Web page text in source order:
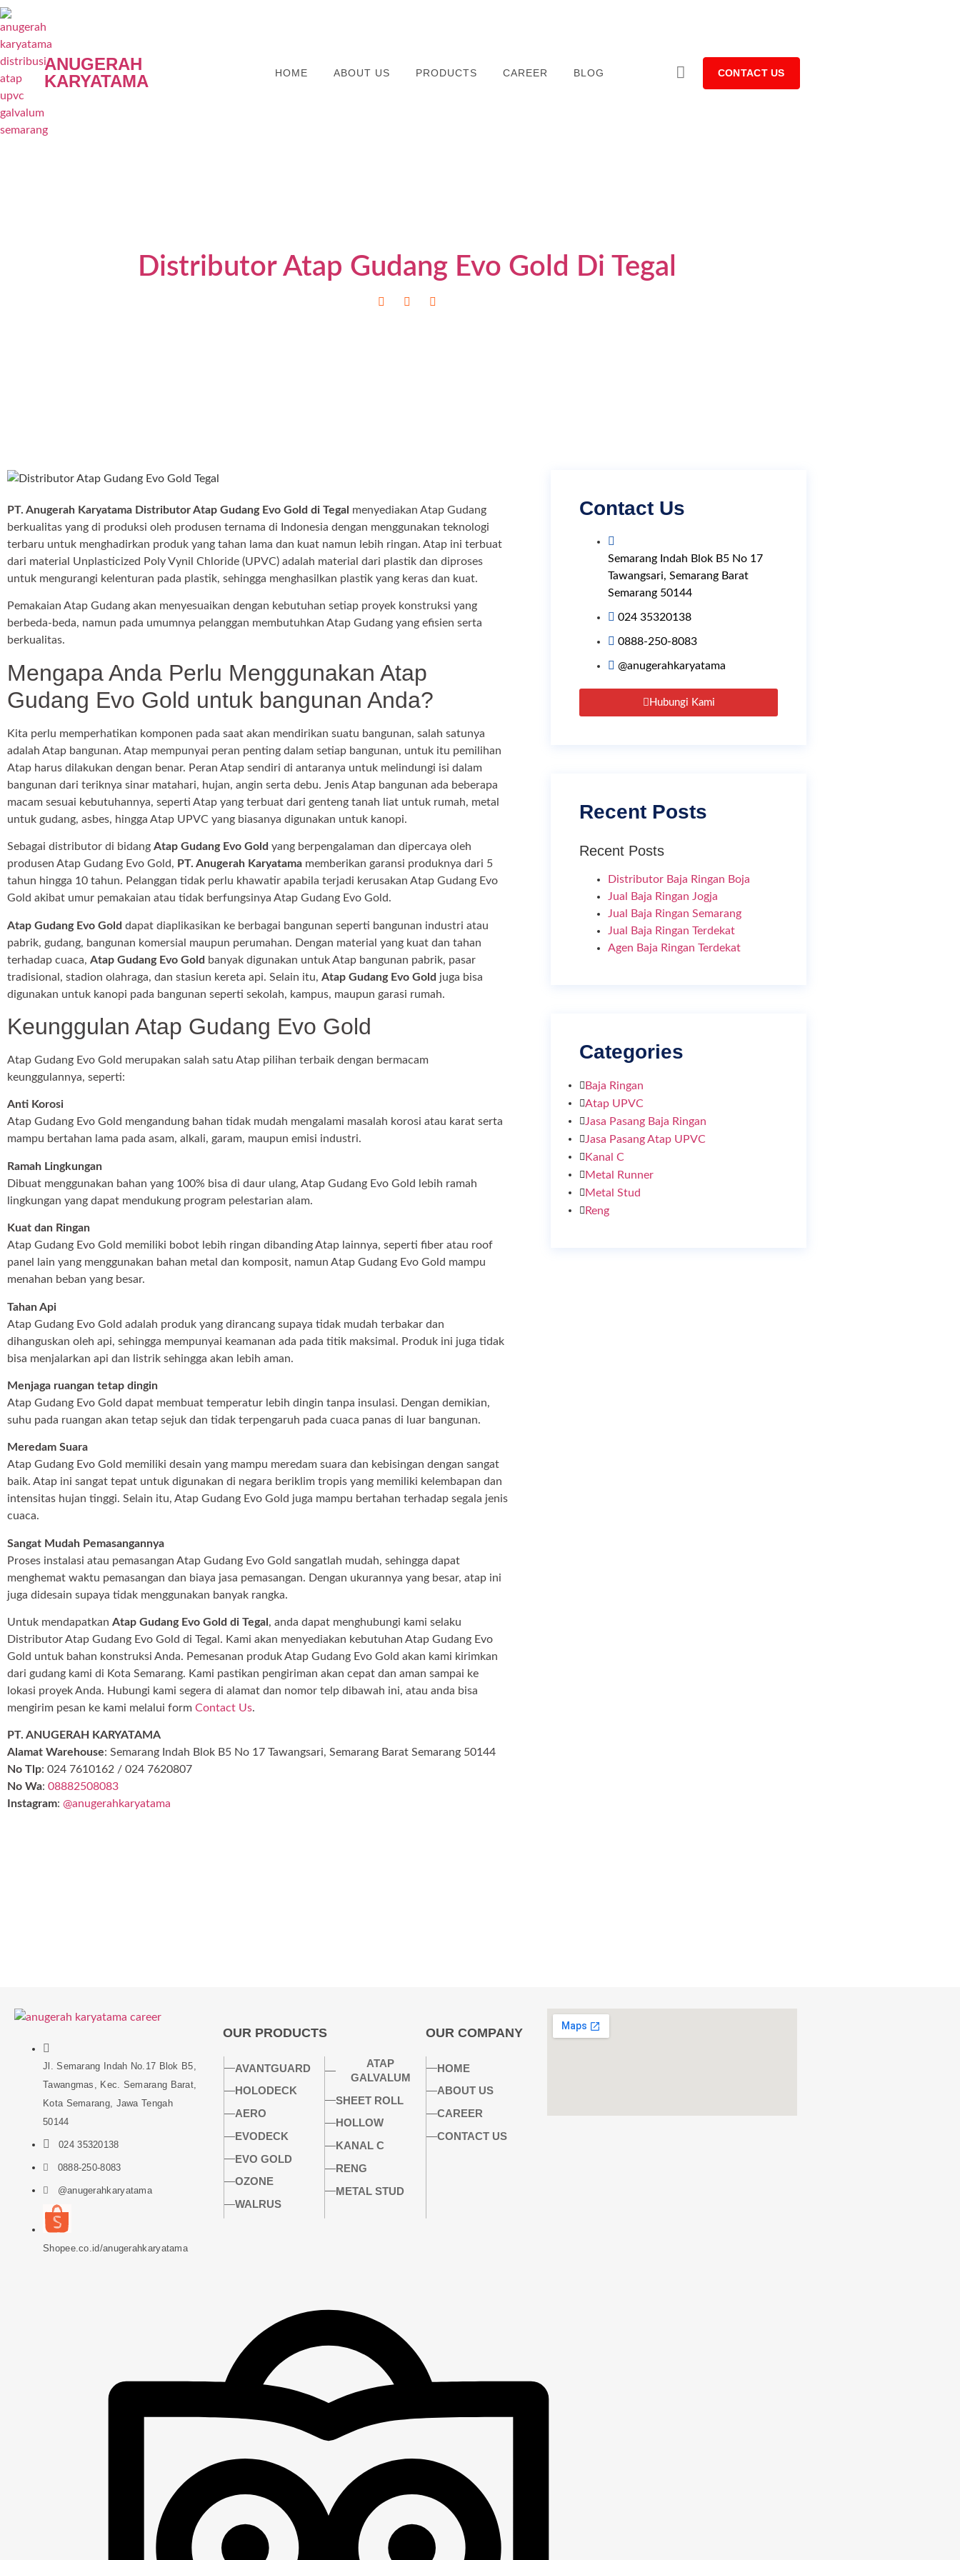
ANUGERAH
KARYATAMA
HOME ABOUT US PRODUCTS CAREER BLOG CONTACT US
Distributor Atap Gudang Evo Gold Di Tegal
PT. Anugerah Karyatama Distributor Atap Gudang Evo Gold di Tegal menyediakan Atap Gudang
berkualitas yang di produksi oleh produsen ternama di Indonesia dengan menggunakan teknologi
terbaru untuk menghadirkan produk yang tahan lama dan kuat namun lebih ringan. Atap ini terbuat
dari material Unplasticized Poly Vynil Chloride (UPVC) adalah material dari plastik dan diproses
untuk mengurangi kelenturan pada plastik, sehingga menghasilkan plastik yang keras dan kuat.
Pemakaian Atap Gudang akan menyesuaikan dengan kebutuhan setiap proyek konstruksi yang
berbeda-beda, namun pada umumnya pelanggan membutuhkan Atap Gudang yang efisien serta
berkualitas.
Mengapa Anda Perlu Menggunakan Atap
Gudang Evo Gold untuk bangunan Anda?
Kita perlu memperhatikan komponen pada saat akan mendirikan suatu bangunan, salah satunya
adalah Atap bangunan. Atap mempunyai peran penting dalam setiap bangunan, untuk itu pemilihan
Atap harus dilakukan dengan benar. Peran Atap sendiri di antaranya untuk melindungi isi dalam
bangunan dari teriknya sinar matahari, hujan, angin serta debu. Jenis Atap bangunan ada beberapa
macam sesuai kebutuhannya, seperti Atap yang terbuat dari genteng tanah liat untuk rumah, metal
untuk gudang, asbes, hingga Atap UPVC yang biasanya digunakan untuk kanopi.
Sebagai distributor di bidang Atap Gudang Evo Gold yang berpengalaman dan dipercaya oleh
produsen Atap Gudang Evo Gold, PT. Anugerah Karyatama memberikan garansi produknya dari 5
tahun hingga 10 tahun. Pelanggan tidak perlu khawatir apabila terjadi kerusakan Atap Gudang Evo
Gold akibat umur pemakaian atau tidak berfungsinya Atap Gudang Evo Gold.
Atap Gudang Evo Gold dapat diaplikasikan ke berbagai bangunan seperti bangunan industri atau
pabrik, gudang, bangunan komersial maupun perumahan. Dengan material yang kuat dan tahan
terhadap cuaca, Atap Gudang Evo Gold banyak digunakan untuk Atap bangunan pabrik, pasar
tradisional, stadion olahraga, dan stasiun kereta api. Selain itu, Atap Gudang Evo Gold juga bisa
digunakan untuk kanopi pada bangunan seperti sekolah, kampus, maupun garasi rumah.
Keunggulan Atap Gudang Evo Gold
Atap Gudang Evo Gold merupakan salah satu Atap pilihan terbaik dengan bermacam
keunggulannya, seperti:
Anti Korosi
Atap Gudang Evo Gold mengandung bahan tidak mudah mengalami masalah korosi atau karat serta
mampu bertahan lama pada asam, alkali, garam, maupun emisi industri.
Ramah Lingkungan
Dibuat menggunakan bahan yang 100% bisa di daur ulang, Atap Gudang Evo Gold lebih ramah
lingkungan yang dapat mendukung program pelestarian alam.
Kuat dan Ringan
Atap Gudang Evo Gold memiliki bobot lebih ringan dibanding Atap lainnya, seperti fiber atau roof
panel lain yang menggunakan bahan metal dan komposit, namun Atap Gudang Evo Gold mampu
menahan beban yang besar.
Tahan Api
Atap Gudang Evo Gold adalah produk yang dirancang supaya tidak mudah terbakar dan
dihanguskan oleh api, sehingga mempunyai keamanan ada pada titik maksimal. Produk ini juga tidak
bisa menjalarkan api dan listrik sehingga akan lebih aman.
Menjaga ruangan tetap dingin
Atap Gudang Evo Gold dapat membuat temperatur lebih dingin tanpa insulasi. Dengan demikian,
suhu pada ruangan akan tetap sejuk dan tidak terpengaruh pada cuaca panas di luar bangunan.
Meredam Suara
Atap Gudang Evo Gold memiliki desain yang mampu meredam suara dan kebisingan dengan sangat
baik. Atap ini sangat tepat untuk digunakan di negara beriklim tropis yang memiliki kelembapan dan
intensitas hujan tinggi. Selain itu, Atap Gudang Evo Gold juga mampu bertahan terhadap segala jenis
cuaca.
Sangat Mudah Pemasangannya
Proses instalasi atau pemasangan Atap Gudang Evo Gold sangatlah mudah, sehingga dapat
menghemat waktu pemasangan dan biaya jasa pemasangan. Dengan ukurannya yang besar, atap ini
juga didesain supaya tidak menggunakan banyak rangka.
Untuk mendapatkan Atap Gudang Evo Gold di Tegal , anda dapat menghubungi kami selaku
Distributor Atap Gudang Evo Gold di Tegal. Kami akan menyediakan kebutuhan Atap Gudang Evo
Gold untuk bahan konstruksi Anda. Pemesanan produk Atap Gudang Evo Gold akan kami kirimkan
dari gudang kami di Kota Semarang. Kami pastikan pengiriman akan cepat dan aman sampai ke
lokasi proyek Anda. Hubungi kami segera di alamat dan nomor telp dibawah ini, atau anda bisa
mengirim pesan ke kami melalui form Contact Us.
PT. ANUGERAH KARYATAMA
Alamat Warehouse: Semarang Indah Blok B5 No 17 Tawangsari, Semarang Barat Semarang 50144
No Tlp: 024 7610162 / 024 7620807
No Wa: 08882508083
Instagram: @anugerahkaryatama
Contact Us
Semarang Indah Blok B5 No 17
Tawangsari, Semarang Barat
Semarang 50144
024 35320138
0888-250-8083
@anugerahkaryatama
Hubungi Kami
Recent Posts
Recent Posts
Distributor Baja Ringan Boja
Jual Baja Ringan Jogja
Jual Baja Ringan Semarang
Jual Baja Ringan Terdekat
Agen Baja Ringan Terdekat
Categories
Baja Ringan
Atap UPVC
Jasa Pasang Baja Ringan
Jasa Pasang Atap UPVC
Kanal C
Metal Runner
Metal Stud
Reng
Jl. Semarang Indah No.17 Blok B5,
Tawangmas, Kec. Semarang Barat,
Kota Semarang, Jawa Tengah
50144
024 35320138
0888-250-8083
@anugerahkaryatama
Shopee.co.id/anugerahkaryatama
OUR PRODUCTS OUR COMPANY
AVANTGUARD
HOLODECK
AERO
EVODECK
EVO GOLD
OZONE
WALRUS
ATAP
GALVALUM
SHEET ROLL
HOLLOW
KANAL C
RENG
METAL STUD
HOME
ABOUT US
CAREER
CONTACT US